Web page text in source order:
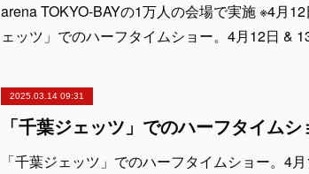
arena TOKYO-BAYの1万人の会場で実施 ※4月
ェッツ」でのハーフタイムショー。4月12日 &
2025.03.14 09:31
「千葉ジェッツ」でのハーフタイムショー。4